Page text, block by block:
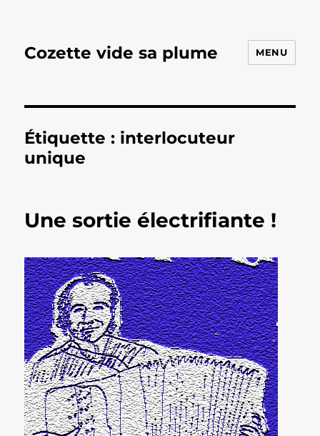
Cozette vide sa plume MENU
Étiquette : interlocuteur
unique
Une sortie électrifiante !